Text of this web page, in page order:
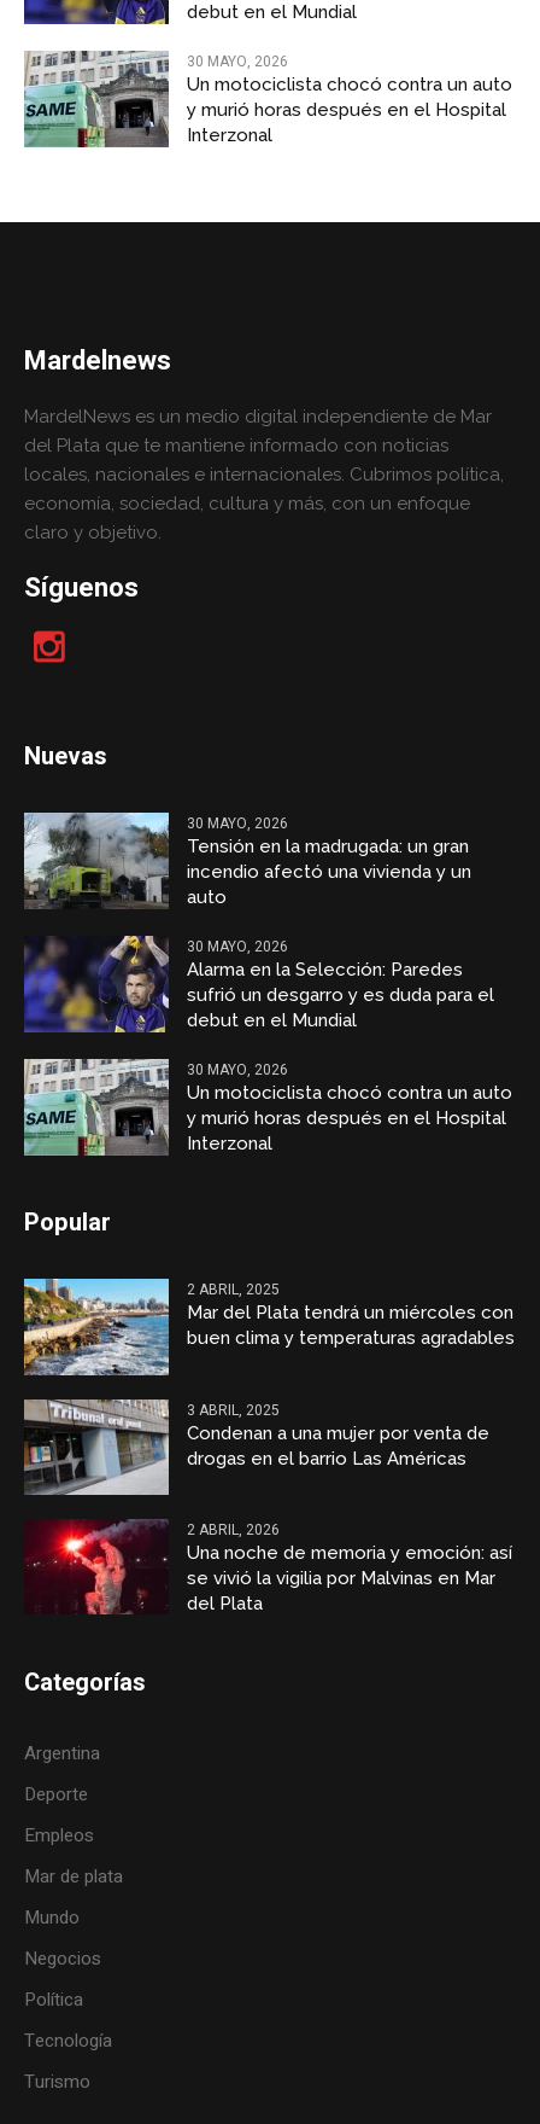
debut en el Mundial
30 MAYO, 2026
Un motociclista chocó contra un auto
y murió horas después en el Hospital
Interzonal
Mardelnews
MardelNews es un medio digital independiente de Mar
del Plata que te mantiene informado con noticias
locales, nacionales e internacionales. Cubrimos política,
economía, sociedad, cultura y más, con un enfoque
claro y objetivo.
Síguenos
Nuevas
30 MAYO, 2026
Tensión en la madrugada: un gran
incendio afectó una vivienda y un
auto
30 MAYO, 2026
Alarma en la Selección: Paredes
sufrió un desgarro y es duda para el
debut en el Mundial
30 MAYO, 2026
Un motociclista chocó contra un auto
y murió horas después en el Hospital
Interzonal
Popular
2 ABRIL, 2025
Mar del Plata tendrá un miércoles con
buen clima y temperaturas agradables
3 ABRIL, 2025
Condenan a una mujer por venta de
drogas en el barrio Las Américas
2 ABRIL, 2026
Una noche de memoria y emoción: así
se vivió la vigilia por Malvinas en Mar
del Plata
Categorías
Argentina
Deporte
Empleos
Mar de plata
Mundo
Negocios
Política
Tecnología
Turismo